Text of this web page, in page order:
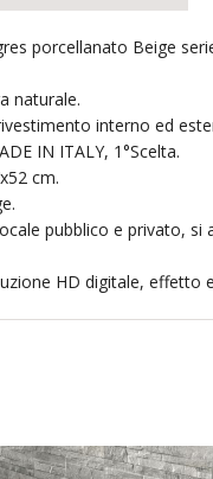
porcellanato Beige
naturale.
interno ed
IN ITALY, 1°Scelta.
cm.
pubblico e privato, si
HD digitale, effetto